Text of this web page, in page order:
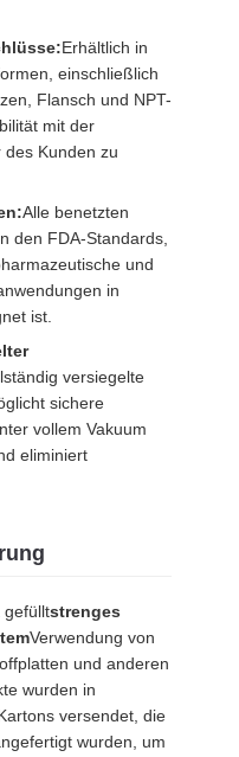
Erhältlich in
einschließlich
Flansch und NPT-
mit der
Kunden zu
Alle benetzten
den FDA-Standards,
und
in
ist.
versiegelte
sichere
vollem Vakuum
eliminiert
gefülltstrenges
Verwendung von
und anderen
wurden in
versendet, die
wurden, um